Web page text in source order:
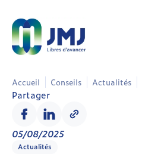
Accueil Conseils Actualités
Partager
05/08/2025
Actualités